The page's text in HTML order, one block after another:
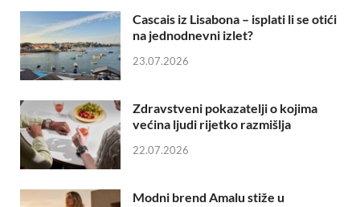
Cascais iz Lisabona – isplati li se otići
na jednodnevni izlet?
23.07.2026
Zdravstveni pokazatelji o kojima
većina ljudi rijetko razmišlja
22.07.2026
Modni brend Amalu stiže u